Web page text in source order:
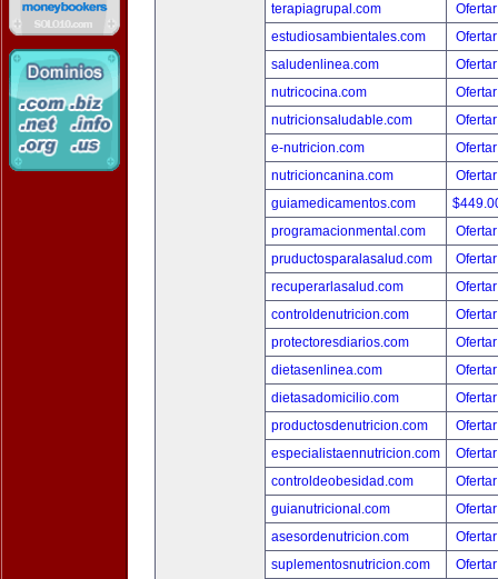
terapiagrupal.com
estudiosambientales.com
saludenlinea.com
nutricocina.com
nutricionsaludable.com
e-nutricion.com
nutricioncanina.com
guiamedicamentos.com
programacionmental.com
pruductosparalasalud.com
recuperarlasalud.com
controldenutricion.com
protectoresdiarios.com
dietasenlinea.com
dietasadomicilio.com
productosdenutricion.com
especialistaennutricion.com
controldeobesidad.com
guianutricional.com
asesordenutricion.com
suplementosnutricion.com